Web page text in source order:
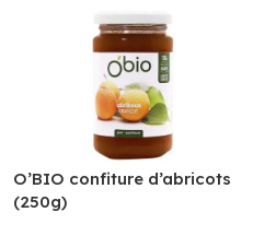
O’BIO confiture d’abricots
(250g)